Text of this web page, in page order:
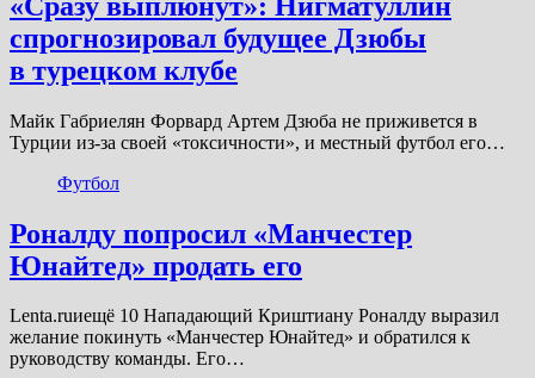
спрогнозировал будущее Дзюбы
в турецком клубе
Майк Габриелян Форвард Артем Дзюба не приживется в
Турции из-за своей «токсичности», и местный футбол его…
Футбол
Роналду попросил «Манчестер
Юнайтед» продать его
Lenta.ruиещё 10 Нападающий Криштиану Роналду выразил
желание покинуть «Манчестер Юнайтед» и обратился к
руководству команды. Его…